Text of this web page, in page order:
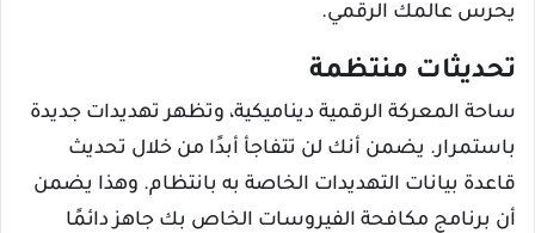
يحرس عالمك الرقمي.
تحديثات منتظمة
ساحة المعركة الرقمية ديناميكية، وتظهر تهديدات جديدة
باستمرار. يضمن أنك لن تتفاجأ أبدًا من خلال تحديث
قاعدة بيانات التهديدات الخاصة به بانتظام. وهذا يضمن
أن برنامج مكافحة الفيروسات الخاص بك جاهز دائمًا